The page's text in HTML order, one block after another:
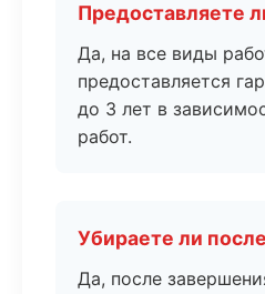
Предоставляете
Да, на все виды
предоставляется
до 3 лет в
работ.
Убираете ли
Да, после